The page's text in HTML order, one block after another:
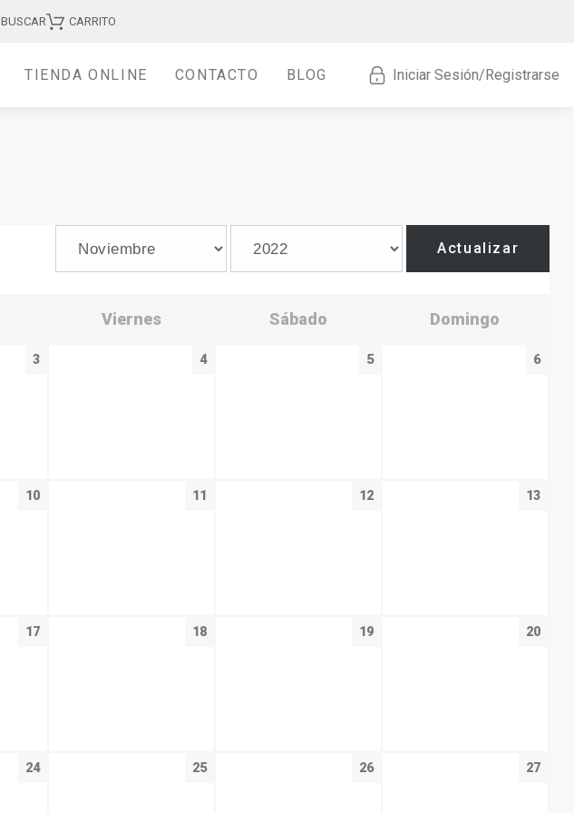
BUSCAR CARRITO
TIENDA ONLINE CONTACTO BLOG Iniciar Sesión/Registrarse
Actualizar
Viernes Sábado Domingo
3 4 5 6
10 11 12 13
17 18 19 20
24 25 26 27